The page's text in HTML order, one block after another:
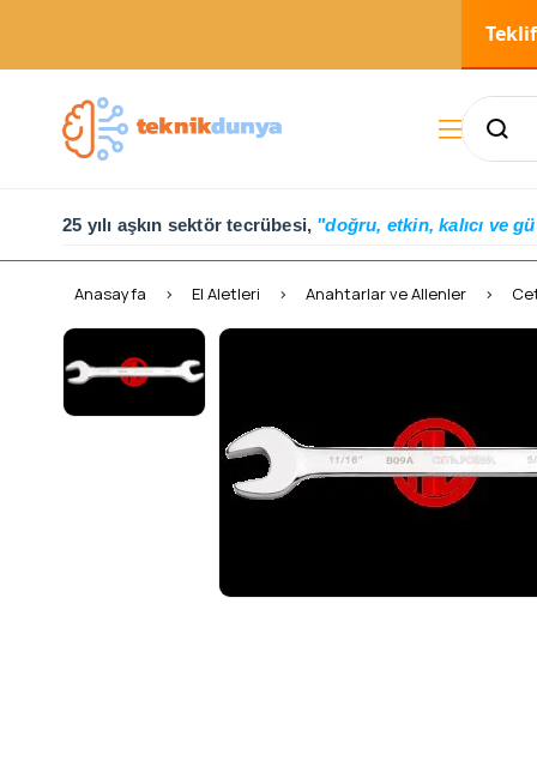
25 yılı aşkın sektör tecrübesi, "doğru, etkin, kalıcı ve
Anasayfa El Aletleri Anahtarlar ve Allenler